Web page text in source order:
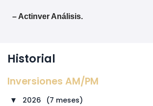
– Actinver Análisis.
Historial
Inversiones AM/PM
► 2026 (7 meses)